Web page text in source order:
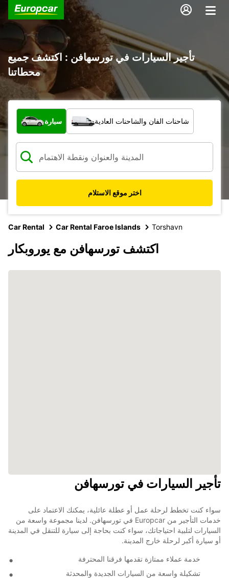
تأجير السيارات في تورسهافن : اكتشف جميع
محطاتنا
ما نوع المركبة؟
سيارة شاحنات الفان والشاحنات العادية
اختر موقع الاستلام
Car Rental Car Rental Faroe Islands Torshavn
اكتشف تورسهافن مع يوروبكار
تأجير السيارات في تورسهافن
سواء كنت تخطط لرحلة عمل أو عطلة عائلية، يمكنك الاعتماد على
خدمات التأجير من Europcar في تورسهافن. لدينا مجموعة واسعة من
السيارات لتلبية احتياجاتك، سواء كنت بحاجة إلى سيارة للتنقل في المدينة
أو سيارة أكبر لرحلة خارج المدينة.
خدمة عملاء ممتازة تقدمها فرقنا المحترفة
تشكيلة واسعة من السيارات الجديدة والمحدثة